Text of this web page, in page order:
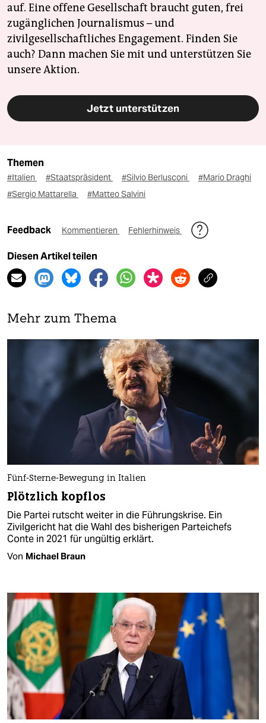
auf. Eine offene Gesellschaft braucht guten, frei
zugänglichen Journalismus – und
zivilgesellschaftliches Engagement. Finden Sie
auch? Dann machen Sie mit und unterstützen Sie
unsere Aktion.
Jetzt unterstützen
Themen
#Italien #Staatspräsident #Silvio Berlusconi
#Mario Draghi
#Sergio Mattarella
#Matteo Salvini
Feedback Kommentieren Fehlerhinweis
Diesen Artikel teilen
Mehr zum Thema
Fünf-Sterne-Bewegung in Italien
Plötzlich kopflos
Die Partei rutscht weiter in die Führungskrise. Ein
Zivilgericht hat die Wahl des bisherigen Parteichefs
Conte in 2021 für ungültig erklärt.
Von Michael Braun